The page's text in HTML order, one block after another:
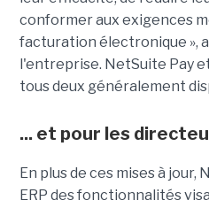
conformer aux exigences
facturation électronique »,
l'entreprise. NetSuite Pay
tous deux généralement
... et pour les
En plus de ces mises à jour,
ERP des fonctionnalités